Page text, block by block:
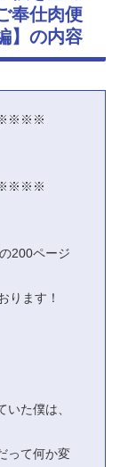
奉仕肉便
】の内容
200ページ
ります！
た僕は、
って何か変